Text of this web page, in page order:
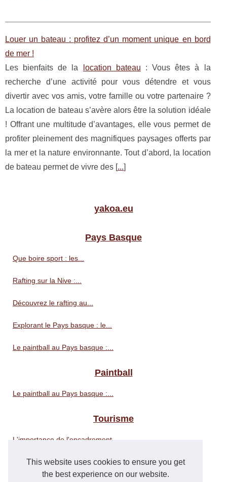
This website uses cookies to ensure you get
the best experience on our website.
Louer un bateau : profitez d’un moment unique en bord
de mer !
Les bienfaits de la
location bateau : Vous êtes à la
recherche d’une activité pour vous détendre et vous
divertir avec vos amis, votre famille ou votre partenaire ?
La location de bateau s’avère alors être la solution idéale
! Offrant une multitude d’avantages, elle vous permet de
profiter pleinement des magnifiques paysages offerts par
la mer et la nature environnante. Tout d’abord, la location
de bateau permet de vivre des [...]
yakoa.eu
Pays Basque
Que boire sport : les...
Rafting sur la Nive :...
Découvrez le rafting au...
Explorant le Pays basque : le...
Le paintball au Pays basque :...
Paintball
Le paintball au Pays basque :...
Tourisme
L'importance de l'encadrement...
Votre paradis vous attend -...